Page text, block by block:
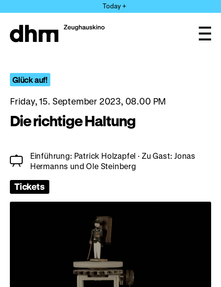
directly
the
Today +
Glück auf!
Friday, 15. September 2023, 08.00 PM
Die richtige Haltung
Einführung: Patrick Holzapfel · Zu Gast: Jonas
Hermanns und Ole Steinberg
Tickets